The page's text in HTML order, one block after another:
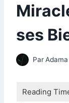
ses
ParAdama